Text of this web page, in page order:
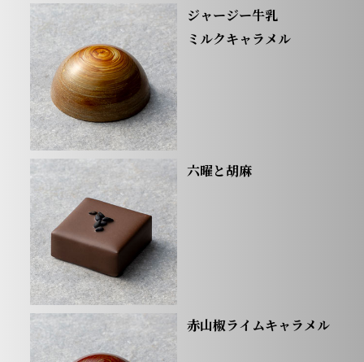
ジャージー牛乳
ミルクキャラメル
六曜と胡麻
赤山椒ライムキャラメル